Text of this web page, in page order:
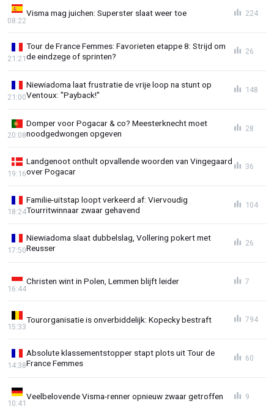
Visma mag juichen: Superster slaat weer toe
08:22
224
Tour de France Femmes: Favorieten etappe 8: Strijd om
de eindzege of sprinten?
21:21
26
Niewiadoma laat frustratie de vrije loop na stunt op
Ventoux: "Payback!"
21:00
148
Domper voor Pogacar & co? Meesterknecht moet
noodgedwongen opgeven
20:08
28
Landgenoot onthult opvallende woorden van Vingegaard
over Pogacar
19:16
36
Familie-uitstap loopt verkeerd af: Viervoudig
Tourritwinnaar zwaar gehavend
18:24
104
Niewiadoma slaat dubbelslag, Vollering pokert met
Reusser
17:50
26
Christen wint in Polen, Lemmen blijft leider
16:44
7
Tourorganisatie is onverbiddelijk: Kopecky bestraft
15:33
794
Absolute klassementstopper stapt plots uit Tour de
France Femmes
14:38
60
Veelbelovende Visma-renner opnieuw zwaar getroffen
10:41
9